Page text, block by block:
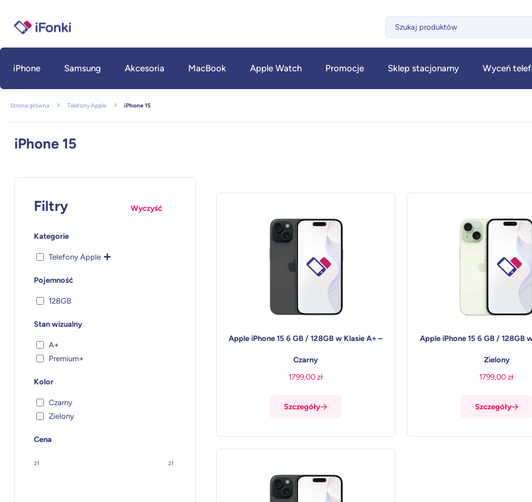
iPhone Samsung Akcesoria MacBook Apple Watch Promocje Sklep stacjonarny Wyceń
Strona główna Telefony Apple iPhone 15
iPhone 15
Filtry Wyczyść
Kategorie
Telefony Apple
Pojemność
128GB
Stan wizualny
A+
Premium+
Kolor
Czarny
Zielony
Cena
zł zł
Apple iPhone 15 6 GB / 128GB w Klasie A+ –
Czarny
Szczegóły
1799,00 zł
Apple iPhone 15 6 GB / 128GB
Zielony
Szczegóły
1799,00zł